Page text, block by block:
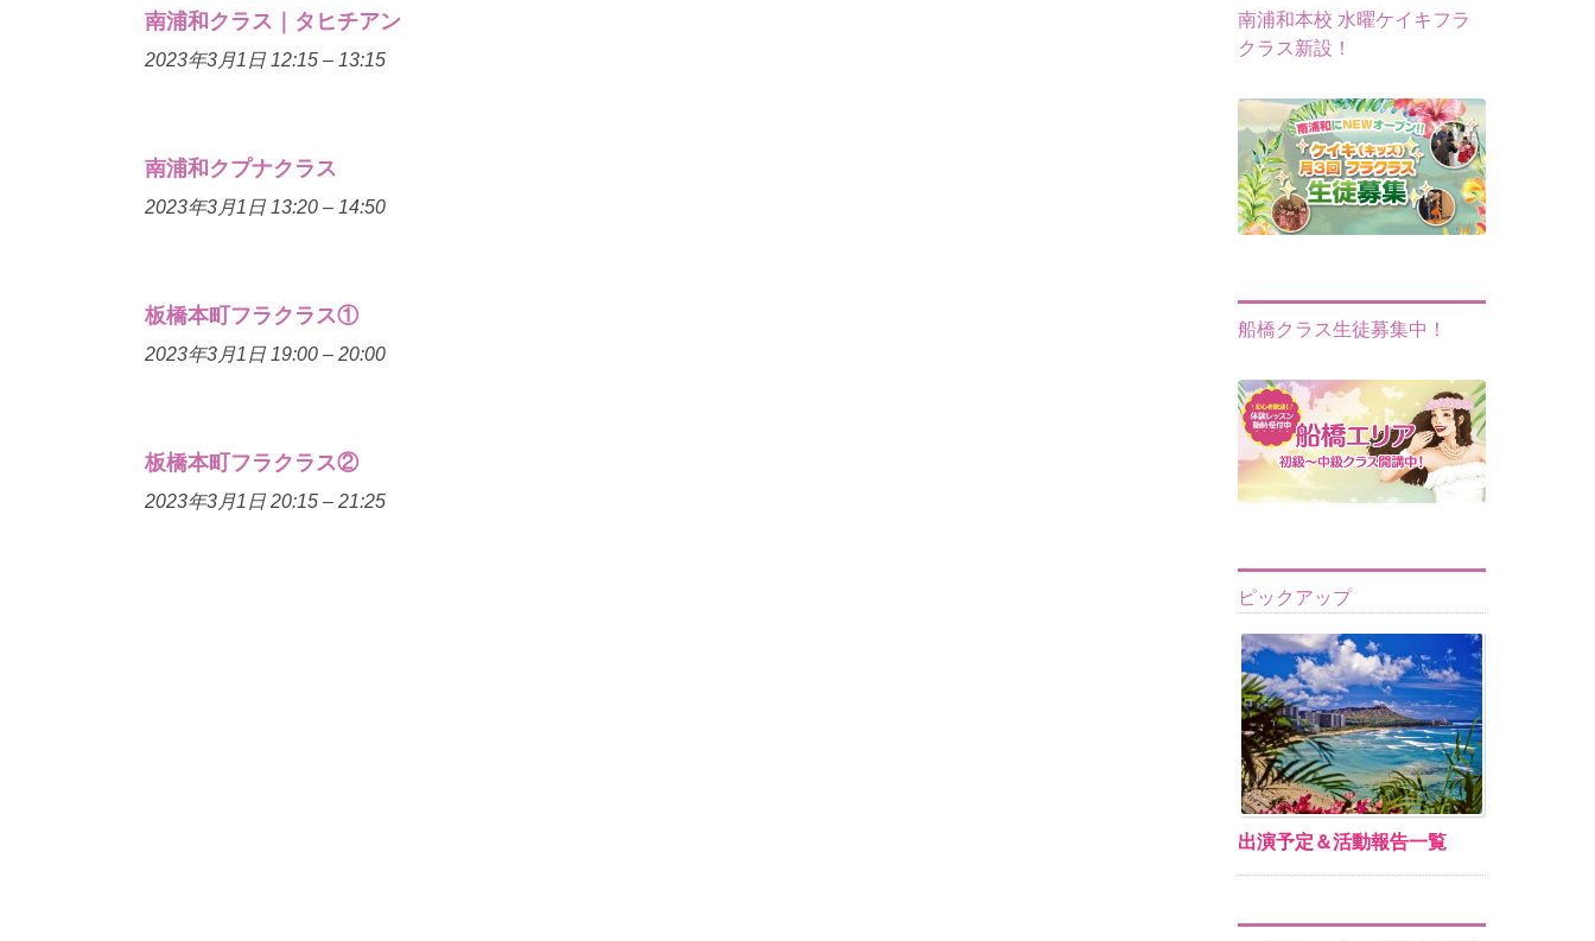
南浦和クラス｜タヒチアン
2023年3月1日 12:15 – 13:15
南浦和クプナクラス
2023年3月1日 13:20 – 14:50
板橋本町フラクラス①
2023年3月1日 19:00 – 20:00
板橋本町フラクラス②
2023年3月1日 20:15 – 21:25
南浦和本校 水曜ケイキフラ
クラス新設！
船橋クラス生徒募集中！
ピックアップ
出演予定＆活動報告一覧